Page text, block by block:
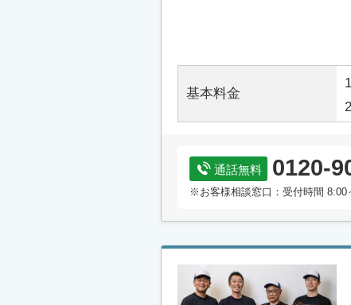
基本料金
通話無料 0120-
※お客様相談窓口：受付時間 8:00